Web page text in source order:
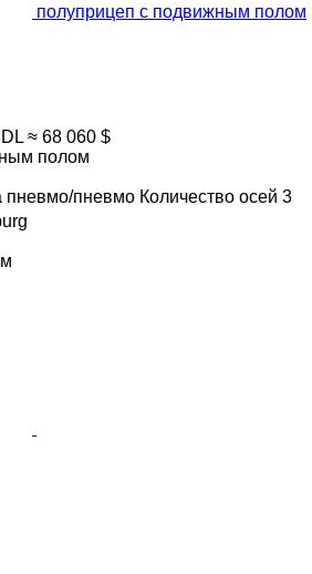
полуприцеп с подвижным полом
≈ 68 060 $
полом
пневмо/пневмо Количество осей 3